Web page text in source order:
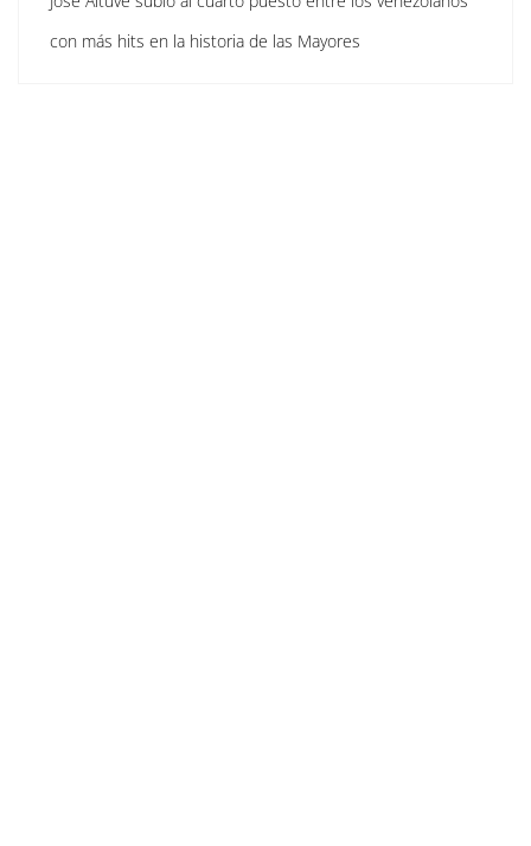
con más hits en la historia de las Mayores